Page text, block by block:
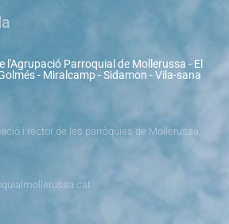
l'Agrupació Parroquial de Mollerussa - El
- Miralcamp - Sidamon - Vila-sana
i rector de les parròquies de Mollerussa,